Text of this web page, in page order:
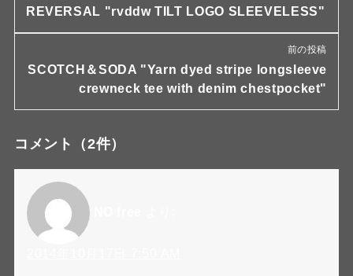
REVERSAL "rvddw TILT LOGO SLEEVELESS"
前の投稿
SCOTCH＆SODA "Yarn dyed stripe longsleeve
crewneck tee with denim chestpocket"
コメント （2件）